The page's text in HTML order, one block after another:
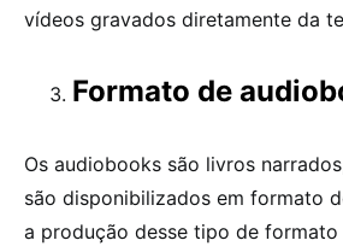
vídeos gravados diretamente da
Formato de
Os audiobooks são livros
são disponibilizados em formato
a produção desse tipo de formato